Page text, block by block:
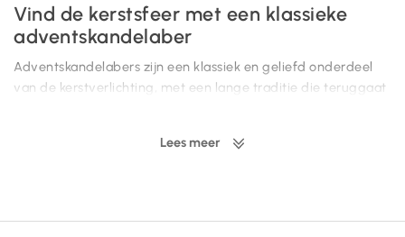
Vind de kerstsfeer met een klassieke
adventskandelaber
Adventskandelabers zijn een klassiek en geliefd onderdeel
van de kerstverlichting, met een lange traditie die teruggaat
adventskandelabers uitgegroeid tot een symbolisch en
Lees meer